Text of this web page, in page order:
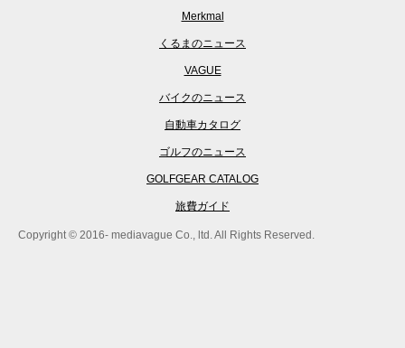
Merkmal
くるまのニュース
VAGUE
バイクのニュース
自動車カタログ
ゴルフのニュース
GOLFGEAR CATALOG
旅費ガイド
Copyright © 2016- mediavague Co., ltd. All Rights Reserved.